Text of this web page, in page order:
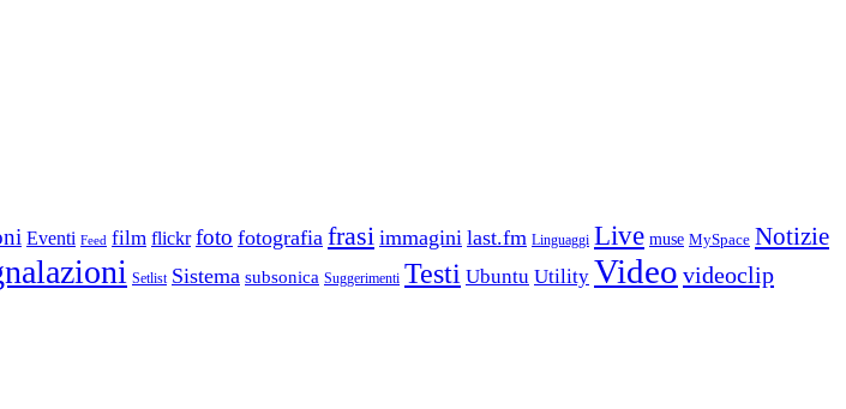
Eventi Feed film flickr foto fotografia frasi immagini last.fm Linguaggi Live muse MySpace Notizie
Setlist Sistema subsonica Suggerimenti Testi Ubuntu Utility Video videoclip